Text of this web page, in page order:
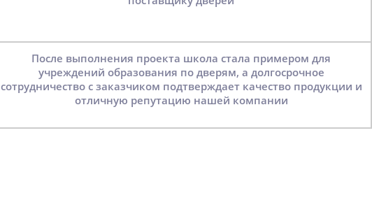
После выполнения проекта школа стала примером для
учреждений образования по дверям, а долгосрочное
сотрудничество с заказчиком подтверждает качество продукции и
отличную репутацию нашей компании